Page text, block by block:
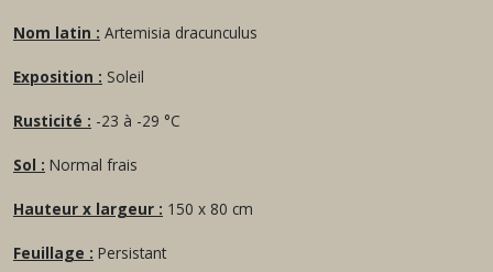
Nom latin : Artemisia dracunculus
Exposition : Soleil
Rusticité : -23 à -29 °C
Sol : Normal frais
Hauteur x largeur : 150 x 80 cm
Feuillage : Persistant